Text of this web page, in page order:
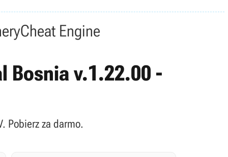
Cheat Engine
Bosnia v.1.22.00 -
Pobierz za darmo.